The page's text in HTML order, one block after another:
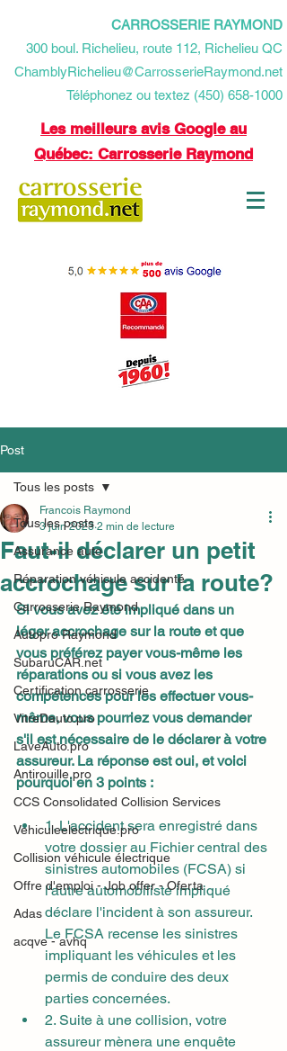
CARROSSERIE RAYMOND
​300 boul. Richelieu, route 112, Richelieu QC
ChamblyRichelieu@CarrosserieRaymond.net
Téléphonez ou textez (450) 658-1000
Les meilleurs avis Google au
Québec: Carrosserie Raymond
Post
Tous les posts
Assurance auto
Réparation véhicule accidenté
Carrosserie Raymond
Autopro Raymond
SubaruCAR.net
Certification carrosserie
VitreDauto.pro
LaveAuto.pro
Antirouille.pro
CCS Consolidated Collision Services
Vehiculeelectrique.pro
Collision véhicule électrique
Offre d'emploi - Job offer - Oferta
Adas
acqve - avhq
Tous les posts
Faut-il déclarer un petit
accrochage sur la route?
Francois Raymond
3 juin 2023 2 min de lecture
Si vous avez été impliqué dans un
léger accrochage sur la route et que
vous préférez payer vous-même les
réparations ou si vous avez les
compétences pour les effectuer vous-
même, vous pourriez vous demander
s'il est nécessaire de le déclarer à votre
assureur. La réponse est oui, et voici
pourquoi en 3 points :
1. L'accident sera enregistré dans
votre dossier au Fichier central des
sinistres automobiles (FCSA) si
l'autre automobiliste impliqué
déclare l'incident à son assureur.
Le FCSA recense les sinistres
impliquant les véhicules et les
permis de conduire des deux
parties concernées.
2. Suite à une collision, votre
assureur mènera une enquête